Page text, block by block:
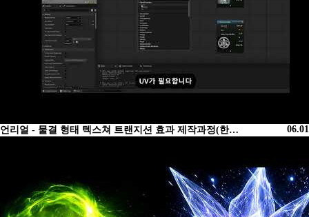
06.01
언리얼 - 물결 형태 텍스쳐 트랜지션 효과 제작과정(한…